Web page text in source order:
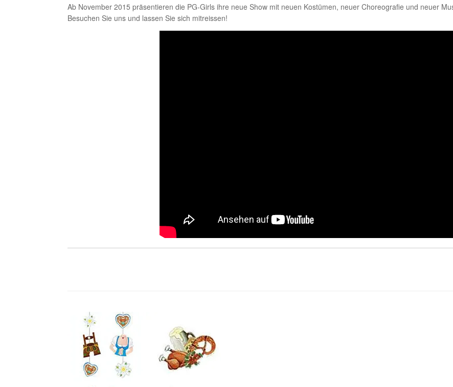
Ab November 2015 präsentieren die PG-Girls ihre neue Show mit neuen Kostümen, neuer Choreografie und neuer
Besuchen Sie uns und lassen Sie sich mitreissen!